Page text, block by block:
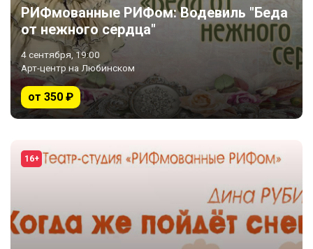
РИФмованные РИФом: Водевиль "Беда
от нежного сердца"
4 сентября, 19:00
Арт-центр на Любинском
от 350 ₽
16+